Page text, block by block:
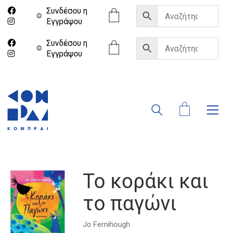
Συνδέσου η
Eγγράψου
Συνδέσου η
Eγγράψου
Το κοράκι και
το παγώνι
Jo Fernihough